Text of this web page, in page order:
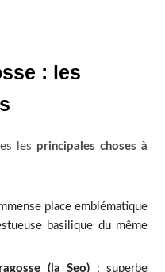
: les
les principales choses à
place emblématique
basilique du même
(la Seo) : superbe